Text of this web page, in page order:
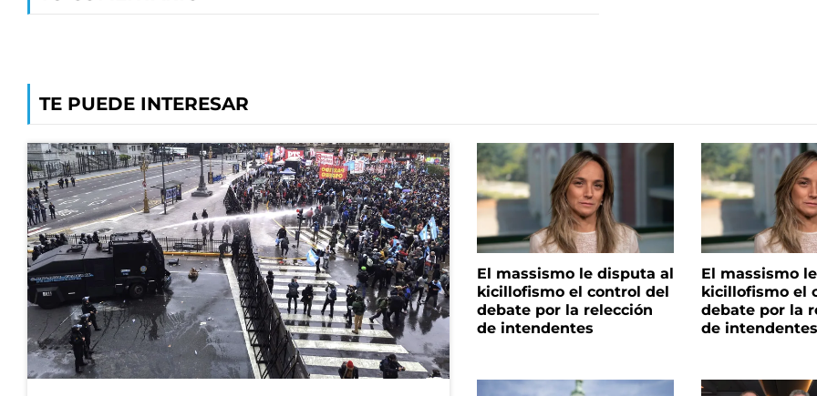
TE PUEDE INTERESAR
El massismo le disputa al
kicillofismo el control del
debate por la relección
de intendentes
El massismo
kicillofismo el
debate por la
de intendentes